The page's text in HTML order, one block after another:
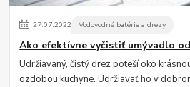
27.07.2022 Vodovodné batérie a drezy
Ako efektívne vyčistiť umývadlo
Udržiavaný, čistý drez poteší oko
ozdobou kuchyne. Udržiavať ho v